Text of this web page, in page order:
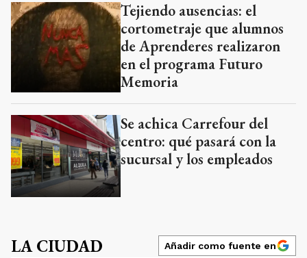
Tejiendo ausencias: el
cortometraje que alumnos
de Aprenderes realizaron
en el programa Futuro
Memoria
Se achica Carrefour del
centro: qué pasará con la
sucursal y los empleados
LA CIUDAD Añadir como fuente en